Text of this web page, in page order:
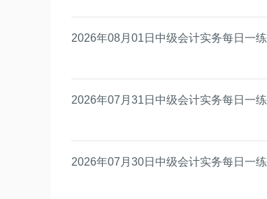
2026年08月01日中级会计实务每日一练
2026年07月31日中级会计实务每日一练
2026年07月30日中级会计实务每日一练